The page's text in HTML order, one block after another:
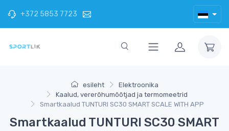
+372 5853 7723
esileht
Elektroonika
Kaalud, vererõhumõõtjad ja termomeetrid
Smartkaalud TUNTURI SC30 SMART SCALE WITH APP
Smartkaalud TUNTURI SC30 SMART